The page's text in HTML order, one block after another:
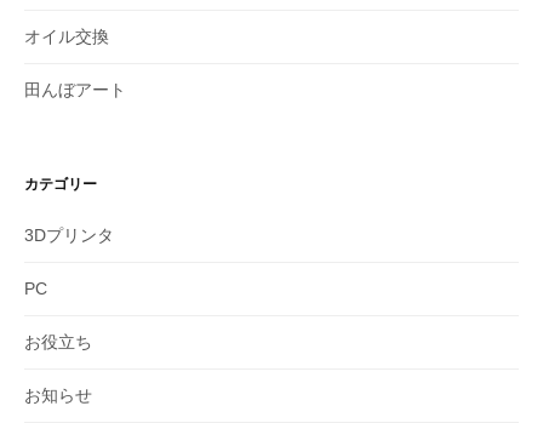
オイル交換
田んぼアート
カテゴリー
3Dプリンタ
PC
お役立ち
お知らせ